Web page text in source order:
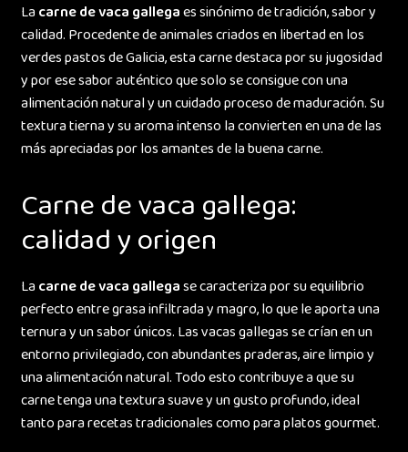
La carne de vaca gallegaes sinónimo de tradición, sabor y
calidad. Procedente de animales criados en libertad en los
verdes pastos de Galicia, esta carne destaca por su jugosidad
y por ese sabor auténtico que solo se consigue con una
alimentación natural y un cuidado proceso de maduración. Su
textura tierna y su aroma intenso la convierten en una de las
más apreciadas por los amantes de la buena carne.
Carne de vaca gallega:
calidad y origen
La carne de vaca gallegase caracteriza por su equilibrio
perfecto entre grasa infiltrada y magro, lo que le aporta una
ternura y un sabor únicos. Las vacas gallegas se crían en un
entorno privilegiado, con abundantes praderas, aire limpio y
una alimentación natural. Todo esto contribuye a que su
carne tenga una textura suave y un gusto profundo, ideal
tanto para recetas tradicionales como para platos gourmet.